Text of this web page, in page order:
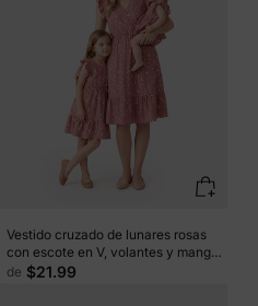
Vestido cruzado de lunares rosas
con escote en V, volantes y mangas
onduladas para mamá y para mí
de $21.99